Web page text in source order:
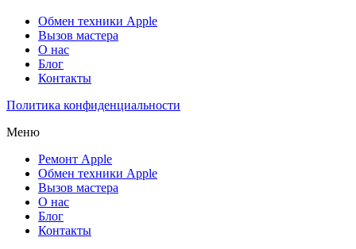
Обмен техники Apple
Вызов мастера
О нас
Блог
Контакты
Политика конфиденциальности
Меню
Ремонт Apple
Обмен техники Apple
Вызов мастера
О нас
Блог
Контакты